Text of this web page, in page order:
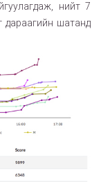
нийт 7
дараагийн шатанд